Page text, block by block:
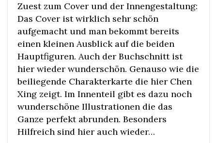
Zuest zum Cover und der Innengestaltung:
Das Cover ist wirklich sehr schön
aufgemacht und man bekommt bereits
einen kleinen Ausblick auf die beiden
Hauptfiguren. Auch der Buchschnitt ist
hier wieder wunderschön. Genauso wie die
beiliegende Charakterkarte die hier Chen
Xing zeigt. Im Innenteil gibt es dazu noch
wunderschöne Illustrationen die das
Ganze perfekt abrunden. Besonders
Hilfreich sind hier auch wieder…